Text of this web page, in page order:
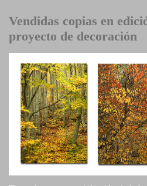
Vendidas copias en
proyecto de decoración